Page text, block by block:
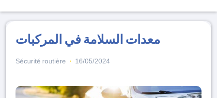
معدات السلامة في المركبات
Sécurité routière 16/05/2024